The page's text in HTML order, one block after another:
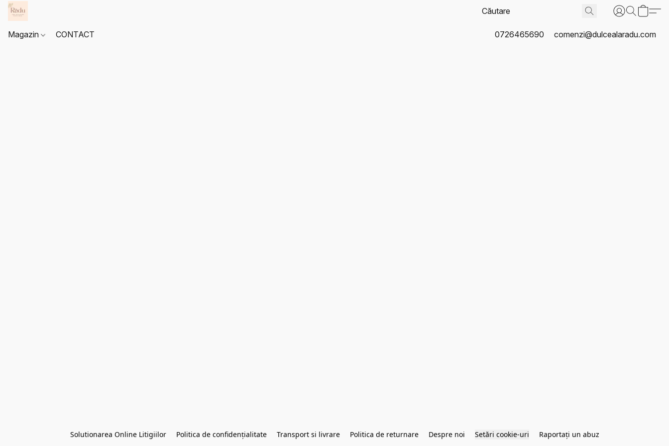
Magazin CONTACT 0726465690 comenzi@dulcealaradu.com
Solutionarea Online Litigiilor Politica de confidențialitate Transport si livrare Politica de returnare Despre noi Setări cookie-uri Raportați un abuz